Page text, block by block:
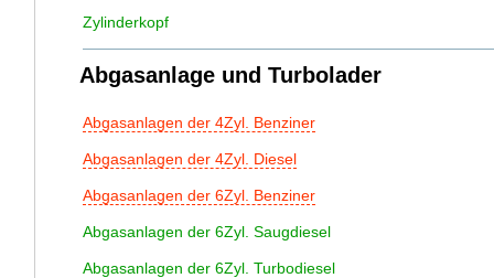
Zylinderkopf
Abgasanlage und Turbolader
Abgasanlagen der 4Zyl. Benziner
Abgasanlagen der 4Zyl. Diesel
Abgasanlagen der 6Zyl. Benziner
Abgasanlagen der 6Zyl. Saugdiesel
Abgasanlagen der 6Zyl. Turbodiesel